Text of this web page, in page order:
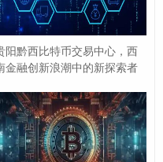
效监管手段,选择直接禁
体系不兼容，且易被用
阳黔西比特币交易中心，西
金融创新浪潮中的新探索者